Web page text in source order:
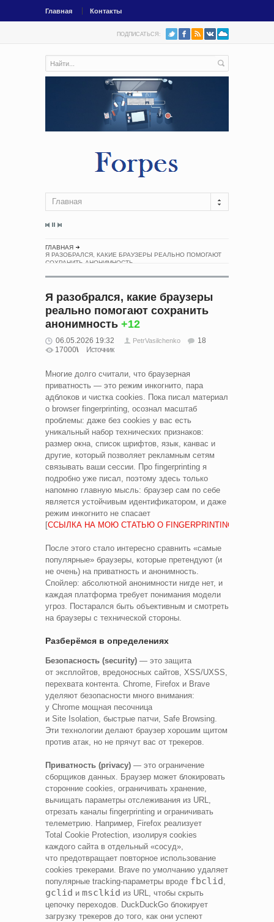
Главная Контакты
ПОДПИСАТЬСЯ:
Главная
ГЛАВНАЯ
Я РАЗОБРАЛСЯ, КАКИЕ БРАУЗЕРЫ РЕАЛЬНО ПОМОГАЮТ
СОХРАНИТЬ АНОНИМНОСТЬ
Я разобрался, какие браузеры
реально помогают сохранить
анонимность +12
06.05.2026 19:32 PetrVasilchenko
18
17000
Источник
Многие долго считали, что браузерная
приватность — это режим инкогнито, пара
адблоков и чистка cookies. Пока писал материал
о browser fingerprinting, осознал масштаб
проблемы: даже без cookies у вас есть
уникальный набор технических признаков:
размер окна, список шрифтов, язык, канвас и
другие, который позволяет рекламным сетям
связывать ваши сессии. Про fingerprinting я
подробно уже писал, поэтому здесь только
напомню главную мысль: браузер сам по себе
является устойчивым идентификатором, и даже
режим инкогнито не спасает
[ССЫЛКА НА МОЮ СТАТЬЮ О FINGERPRINTING
После этого стало интересно сравнить «самые
популярные» браузеры, которые претендуют (и
не очень) на приватность и анонимность.
Спойлер: абсолютной анонимности нигде нет, и
каждая платформа требует понимания модели
угроз. Постарался быть объективным и смотреть
на браузеры с технической стороны.
Разберёмся в определениях
Безопасность (security) — это защита
от эксплойтов, вредоносных сайтов, XSS/UXSS,
перехвата контента. Chrome, Firefox и Brave
уделяют безопасности много внимания:
у Chrome мощная песочница
и Site Isolation, быстрые патчи, Safe Browsing.
Эти технологии делают браузер хорошим щитом
против атак, но не прячут вас от трекеров.
Приватность (privacy) — это ограничение
сборщиков данных. Браузер может блокировать
сторонние cookies, ограничивать хранение,
вычищать параметры отслеживания из URL,
отрезать каналы fingerprinting и ограничивать
телеметрию. Например, Firefox реализует
Total Cookie Protection, изолируя cookies
каждого сайта в отдельный «сосуд»,
что предотвращает повторное использование
cookies трекерами. Brave по умолчанию удаляет
популярные tracking‑параметры вроде fbclid
gclid и msclkid из URL, чтобы скрыть
цепочку переходов. DuckDuckGo блокирует
загрузку трекеров до того, как они успеют